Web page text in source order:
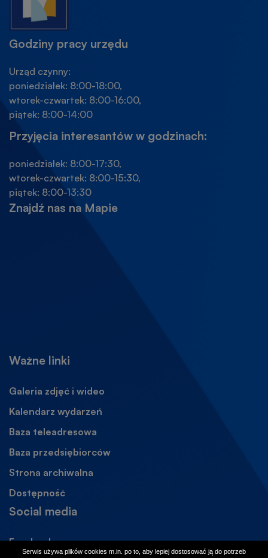
Serwis używa plików cookies m.in. po to, aby lepiej dostosować ją do potrzeb
Godziny pracy urzędu
Urząd czynny:
poniedziałek: 8:00-18:00,
wtorek-czwartek: 8:00-16:00,
piątek: 8:00-14:00
Przyjęcia interesantów w godzinach:
poniedziałek: 8:00-17:30,
wtorek-czwartek: 8:00-15:30,
piątek: 8:00-13:30
Znajdź nas na Mapie
Ważne linki
Galeria zdjęć i wideo
Kalendarz wydarzeń
Baza teleadresowa
Baza przedsiębiorców
Strona archiwalna
Dostępność
Social media
FacebookOtworzy